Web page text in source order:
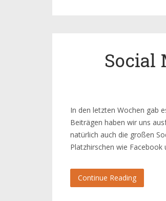
Social
In den letzten Wochen gab
Beiträgen haben wir uns
natürlich auch die großen
Platzhirschen wie Facebook
Continue Reading